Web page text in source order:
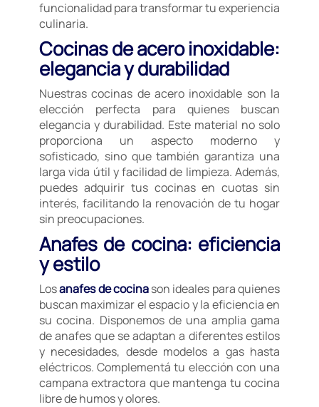
funcionalidad para transformar tu experiencia
culinaria.
Cocinas de acero inoxidable:
elegancia y durabilidad
Nuestras cocinas de acero inoxidable son la
elección perfecta para quienes buscan
elegancia y durabilidad. Este material no solo
proporciona un aspecto moderno y
sofisticado, sino que también garantiza una
larga vida útil y facilidad de limpieza. Además,
puedes adquirir tus cocinas en cuotas sin
interés, facilitando la renovación de tu hogar
sin preocupaciones.
Anafes de cocina: eficiencia
y estilo
Losanafes de cocinason ideales para quienes
buscan maximizar el espacio y la eficiencia en
su cocina. Disponemos de una amplia gama
de anafes que se adaptan a diferentes estilos
y necesidades, desde modelos a gas hasta
eléctricos. Complementá tu elección con una
campana extractora que mantenga tu cocina
libre de humos y olores.